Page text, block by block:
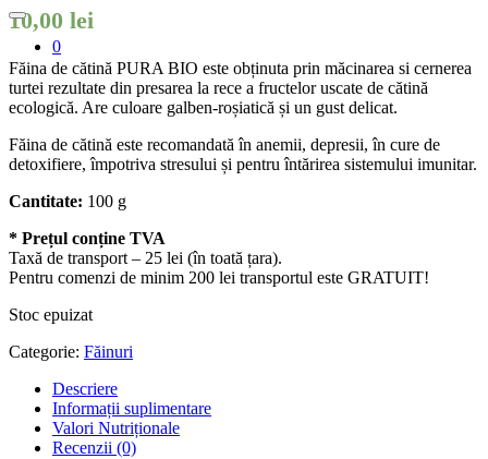
0
10,00 lei
Făina de cătină PURA BIO este obținuta prin măcinarea si cernerea
turtei rezultate din presarea la rece a fructelor uscate de cătină
ecologică. Are culoare galben-roșiatică și un gust delicat.
Făina de cătină este recomandată în anemii, depresii, în cure de
detoxifiere, împotriva stresului și pentru întărirea sistemului imunitar.
Cantitate: 100 g
* Prețul conține TVA
Taxă de transport – 25 lei (în toată țara).
Pentru comenzi de minim 200 lei transportul este GRATUIT!
Stoc epuizat
Categorie: Făinuri
Descriere
Informații suplimentare
Valori Nutriționale
Recenzii (0)